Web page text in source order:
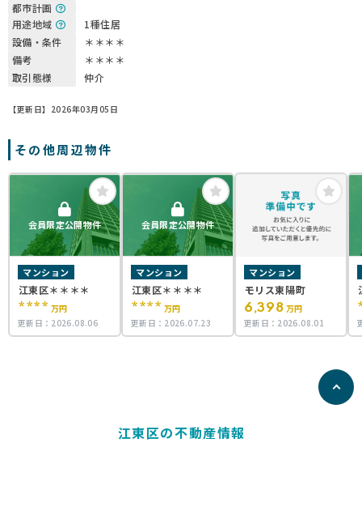
都市計画
用途地域
1種住居
設備・条件
＊＊＊＊
備考
＊＊＊＊
取引態様
仲介
【更新日】2026年03月05日
その他周辺物件
会員限定公開物件
マンション
江東区＊＊＊＊
**** 万円
更新日： 2026.08.06
会員限定公開物件
マンション
江東区＊＊＊＊
**** 万円
更新日： 2026.07.23
マンション
モリス東陽町
6,398 万円
更新日： 2026.08.01
江東区の不動産情報